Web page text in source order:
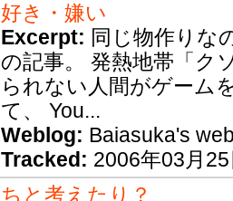
好き・嫌い
Excerpt: 同じ物作りな
の記事。 発熱地帯「ク
られない人間がゲーム
て、 You...
Weblog: Baiasuka's
Tracked: 2006年03月
ちと考えたり？